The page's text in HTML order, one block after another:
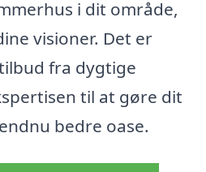
i dit område,
visioner. Det er
fra dygtige
til at gøre dit
bedre oase.